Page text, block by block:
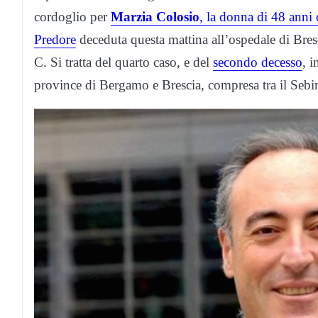
cordoglio perMarzia Colosio, la donna di 48 anni
Predore deceduta questa mattina all’ospedale di
C. Si tratta del quarto caso, e del secondo decesso,
province di Bergamo e Brescia, compresa tra il